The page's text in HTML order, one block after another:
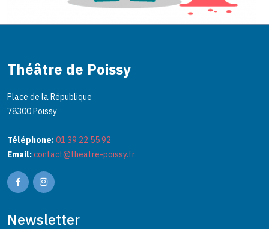
Théâtre de Poissy
Place de la République
78300 Poissy
Téléphone:01 39 22 55 92
Email:contact@theatre-poissy.fr
Newsletter